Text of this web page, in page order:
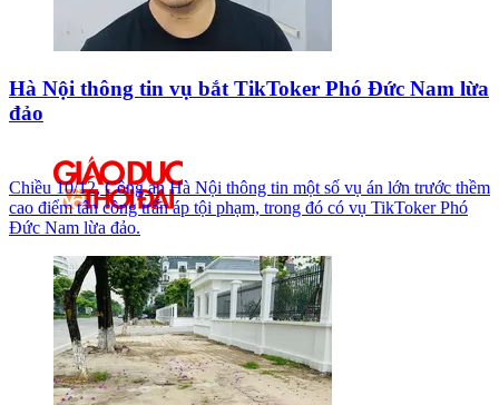
Hà Nội thông tin vụ bắt TikToker Phó Đức Nam lừa
đảo
Chiều 10/12, Công an Hà Nội thông tin một số vụ án lớn trước thềm
cao điểm tấn công trấn áp tội phạm, trong đó có vụ TikToker Phó
Đức Nam lừa đảo.